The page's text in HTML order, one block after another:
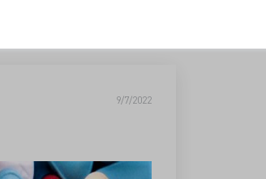
9/7/2022